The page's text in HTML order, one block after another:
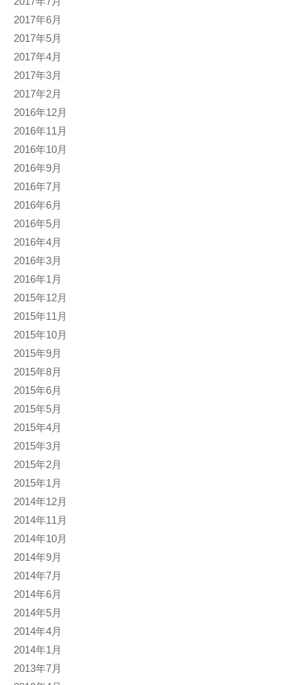
2017年6月
2017年5月
2017年4月
2017年3月
2017年2月
2016年12月
2016年11月
2016年10月
2016年9月
2016年7月
2016年6月
2016年5月
2016年4月
2016年3月
2016年1月
2015年12月
2015年11月
2015年10月
2015年9月
2015年8月
2015年6月
2015年5月
2015年4月
2015年3月
2015年2月
2015年1月
2014年12月
2014年11月
2014年10月
2014年9月
2014年7月
2014年6月
2014年5月
2014年4月
2014年1月
2013年7月